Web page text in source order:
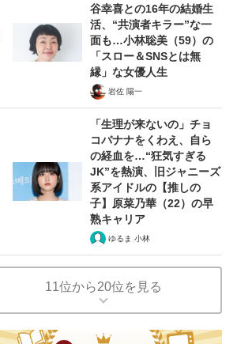
谷幸喜との16年の結婚生
活、“共演者キラー”な一
面も…小林聡美（59）の
「スロー＆SNSとは無
縁」な女優人生
岩佐 陽一
「生理が来ないの」チョ
コバナナをくわえ、自ら
の経血を…“狂気すぎる
JK”を熱演、旧ジャニーズ
系アイドルの【推しの
子】原菜乃華（22）の早
熟キャリア
ゆるま 小林
11位から20位を見る